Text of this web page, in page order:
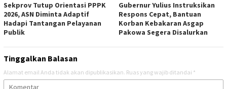
Sekprov Tutup Orientasi PPPK
2026, ASN Diminta Adaptif
Hadapi Tantangan Pelayanan
Publik
Gubernur Yulius Instruksikan
Respons Cepat, Bantuan
Korban Kebakaran Asgap
Pakowa Segera Disalurkan
Tinggalkan Balasan
Alamat email Anda tidak akan dipublikasikan. Ruas yang wajib ditandai *